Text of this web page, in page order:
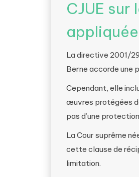
CJUE
La directive 2001/
Berne accorde une
Cependant, elle
œuvres protégées
pas d’une
La Cour suprême
cette clause de
limitation.